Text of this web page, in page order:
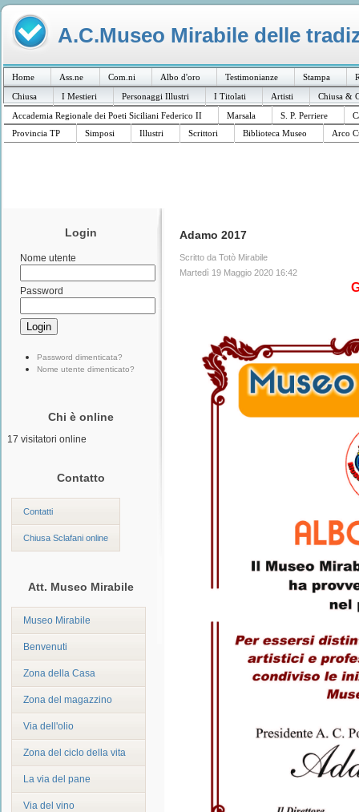
A.C.Museo Mirabile delle
Home Ass.ne Com.ni Albo d'oro Testimonianze Stampa
Chiusa
I Mestieri Personaggi Illustri I Titolati Artisti
Chiusa &
Accademia Regionale dei Poeti Siciliani Federico II
Marsala S. P. Perriere
Provincia TP
Simposi Illustri Scrittori Biblioteca Museo Arco
Login
Nome utente
Password
Password dimenticata?
Nome utente dimenticato?
Chi è online
17 visitatori online
Contatto
Contatti
Chiusa Sclafani online
Att. Museo Mirabile
Museo Mirabile
Benvenuti
Zona della Casa
Zona del magazzino
Via dell'olio
Zona del ciclo della vita
La via del pane
Via del vino
Adamo 2017
Scritto da Totò Mirabile
Martedì 19 Maggio 2020 16:42